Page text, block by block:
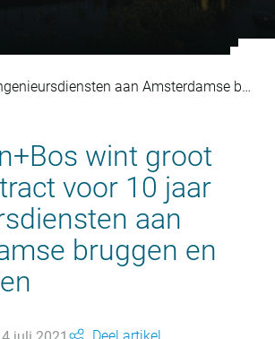
aan Amsterdamse bruggen en kademuren
wint groot
voor 10 jaar
aan
bruggen en